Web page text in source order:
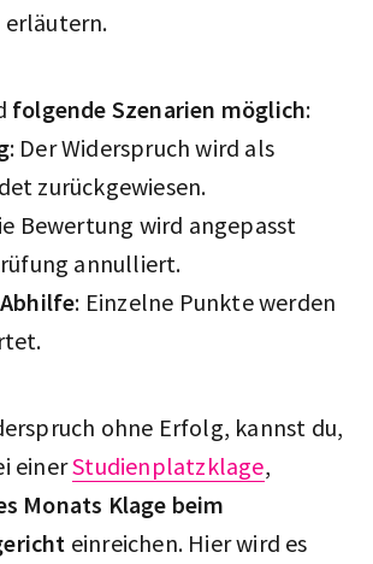
erläutern.
folgende Szenarien möglich:
: Der Widerspruch wird als
zurückgewiesen.
Bewertung wird angepasst
annulliert.
: Einzelne Punkte werden
ohne Erfolg, kannst du,
einerStudienplatzklage,
Monats Klage beim
einreichen. Hier wird es